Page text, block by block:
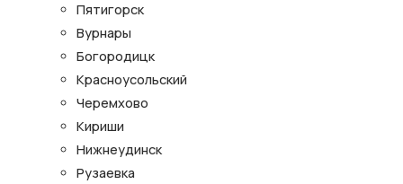
Пятигорск
Вурнары
Богородицк
Красноусольский
Черемхово
Кириши
Нижнеудинск
Рузаевка